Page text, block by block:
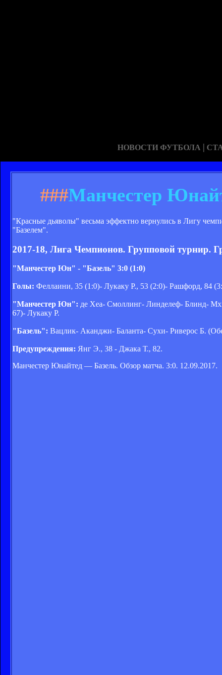
НОВОСТИ ФУТБОЛА |
###Манчестер
"Красные дьяволы" весьма эффектно вернулись в Лигу
"Базелем".
2017-18, Лига Чемпионов. Групповой турнир.
"Манчестер Юн" - "Базель" 3:0 (1:0)
Голы: Феллаини, 35 (1:0)- Лукаку Р., 53 (2:0)- Рашфорд, 84
"Манчестер Юн": де Хеа- Смоллинг- Линделеф- Блинд-
67)- Лукаку Р.
"Базель": Вацлик- Аканджи- Баланта- Сухи- Риверос Б.
Предупреждения: Янг Э., 38 - Джака Т., 82.
Манчестер Юнайтед — Базель. Обзор матча. 3:0. 12.09.2017.